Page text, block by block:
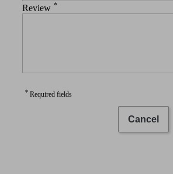
Review *
* Required fields
Cancel